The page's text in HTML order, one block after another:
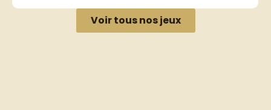
Voir tous nos jeux